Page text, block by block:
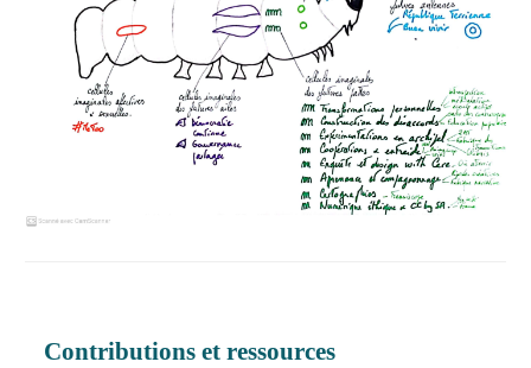
Contributions et ressources